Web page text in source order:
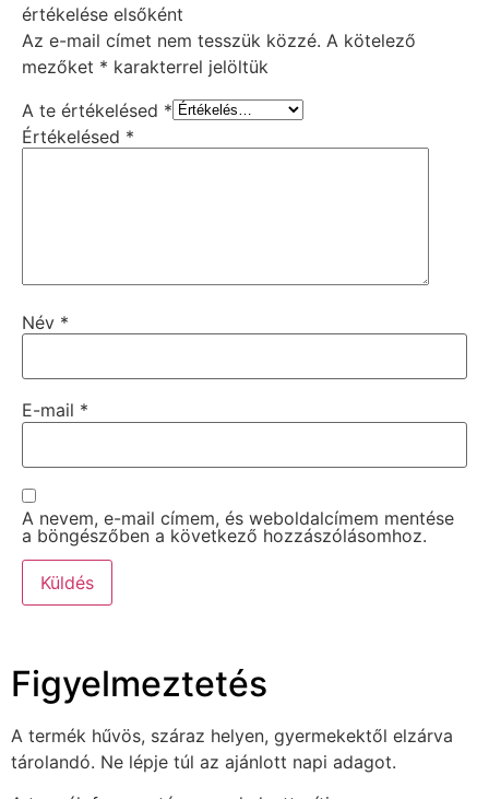
értékelése elsőként
Az e-mail címet nem tesszük közzé. A kötelező
mezőket * karakterrel jelöltük
A te értékelésed *
Értékelésed *
Név *
E-mail *
A nevem, e-mail címem, és weboldalcímem mentése
a böngészőben a következő hozzászólásomhoz.
Figyelmeztetés
A termék hűvös, száraz helyen, gyermekektől elzárva
tárolandó. Ne lépje túl az ajánlott napi adagot.